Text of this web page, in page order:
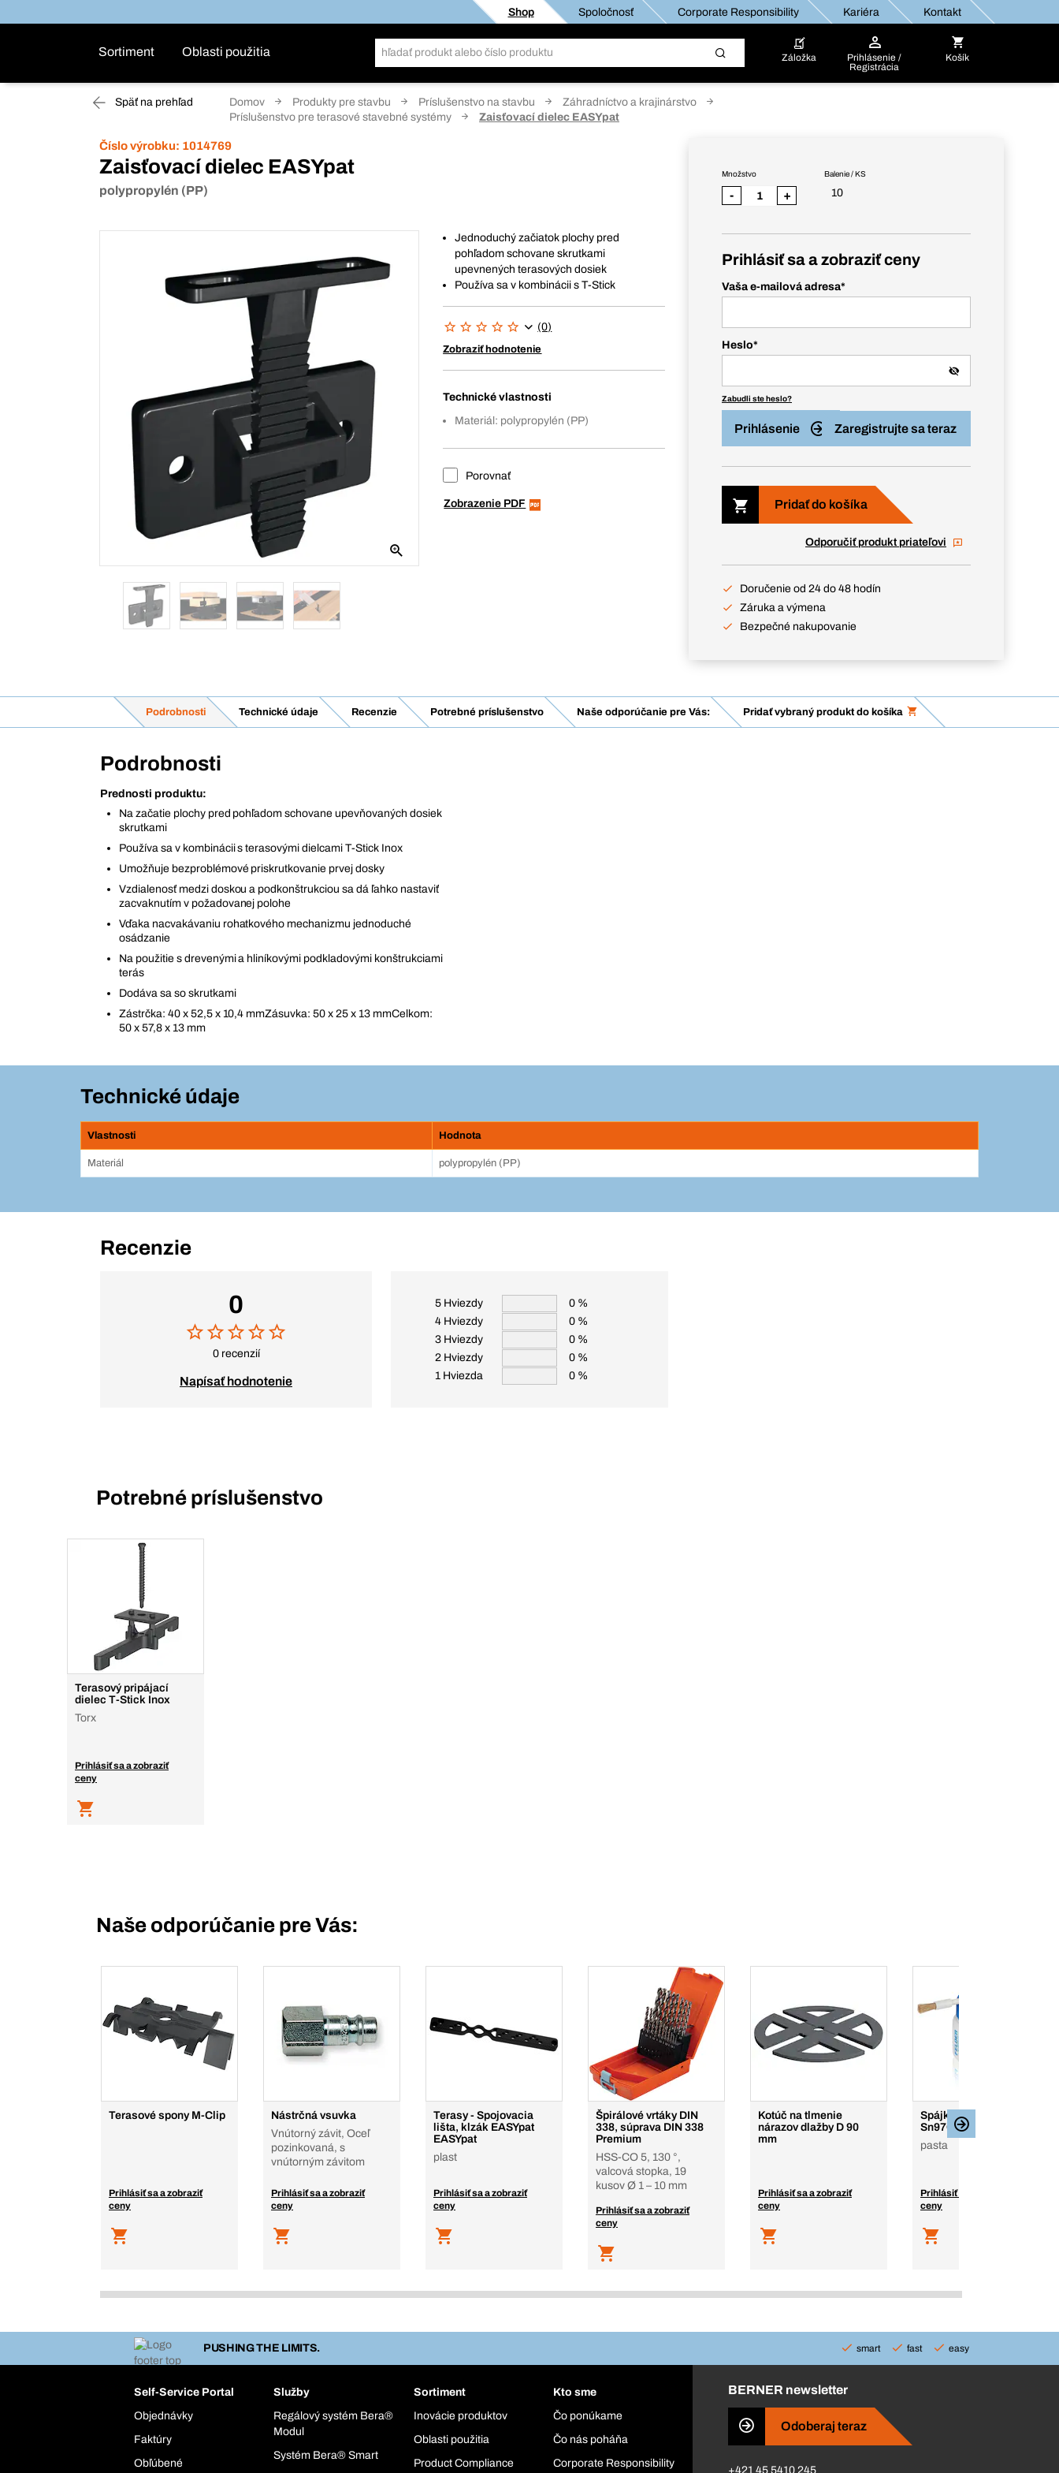
Shop Spoločnosť Corporate Responsibility Kariéra Kontakt
Sortiment Oblasti použitia Záložka
Prihlásenie /
Registrácia
Košík
Späť na prehľad Domov Produkty pre stavbu Príslušenstvo na stavbu
Záhradníctvo a krajinárstvo
Príslušenstvo pre terasové stavebné systémy
Zaisťovací dielec EASYpat
Číslo výrobku: 1014769
Zaisťovací dielec EASYpat
polypropylén (PP)
Jednoduchý začiatok plochy pred
pohľadom schovane skrutkami
upevnených terasových dosiek
Používa sa v kombinácii s T-Stick
(0)
Zobraziť hodnotenie
Technické vlastnosti
Materiál: polypropylén (PP)
Porovnať
Zobrazenie PDF
Balenie / KS
10
Množstvo
- +
Prihlásiť sa a zobraziť ceny
Vaša e-mailová adresa*
Heslo*
Zabudli ste heslo?
Prihlásenie Zaregistrujte sa teraz
Pridať do košíka
Odporučiť produkt priateľovi
Doručenie od 24 do 48 hodín
Záruka a výmena
Bezpečné nakupovanie
Podrobnosti Technické údaje Recenzie Potrebné príslušenstvo Naše odporúčanie pre Vás: Pridať vybraný produkt do košíka
Podrobnosti
Prednosti produktu:
Na začatie plochy pred pohľadom schovane upevňovaných dosiek
skrutkami
Používa sa v kombinácii s terasovými dielcami T-Stick Inox
Umožňuje bezproblémové priskrutkovanie prvej dosky
Vzdialenosť medzi doskou a podkonštrukciou sa dá ľahko nastaviť
zacvaknutím v požadovanej polohe
Vďaka nacvakávaniu rohatkového mechanizmu jednoduché
osádzanie
Na použitie s drevenými a hliníkovými podkladovými konštrukciami
terás
Dodáva sa so skrutkami
Zástrčka: 40 x 52,5 x 10,4 mmZásuvka: 50 x 25 x 13 mmCelkom:
50 x 57,8 x 13 mm
Technické údaje
Vlastnosti Hodnota
Materiál polypropylén (PP)
Recenzie
0
0 recenzií
Napísať hodnotenie
5 Hviezdy
0 %
4 Hviezdy
0 %
3 Hviezdy
0 %
2 Hviezdy
0 %
1 Hviezda
0 %
Potrebné príslušenstvo
Terasový pripájací
dielec T-Stick Inox
Torx
Prihlásiť sa a zobraziť
ceny
Naše odporúčanie pre Vás:
Terasové spony M-Clip
Prihlásiť sa a zobraziť
ceny
Nástrčná vsuvka
Vnútorný závit, Oceľ
pozinkovaná, s
vnútorným závitom
Prihlásiť sa a zobraziť
ceny
Terasy - Spojovacia
lišta, klzák EASYpat
EASYpat
plast
Prihlásiť sa a zobraziť
ceny
Špirálové vrtáky DIN
338, súprava DIN 338
Premium
HSS-CO 5, 130 °,
valcová stopka, 19
kusov Ø 1 – 10 mm
Prihlásiť sa a zobraziť
ceny
Kotúč na tlmenie
nárazov dlažby D 90
mm
Prihlásiť sa a zobraziť
ceny
Spájka na armatúry S-
Sn97Cu3
pasta
Prihlásiť sa a zobraziť
ceny
PUSHING THE LIMITS. smart fast easy
Self-Service Portal
Objednávky
Faktúry
Obľúbené
Služby
Regálový systém Bera®
Modul
Systém Bera® Smart
Sortiment
Inovácie produktov
Oblasti použitia
Product Compliance
Kto sme
Čo ponúkame
Čo nás poháňa
Corporate Responsibility
BERNER newsletter
Odoberaj teraz
+421 45 5410 245